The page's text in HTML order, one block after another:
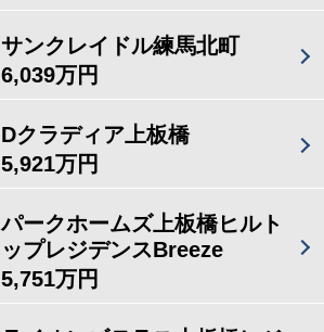
サンクレイドル練馬北町
6,039万円
Dクラディア上板橋
5,921万円
パークホームズ上板橋ヒルト
ップレジデンスBreeze
5,751万円